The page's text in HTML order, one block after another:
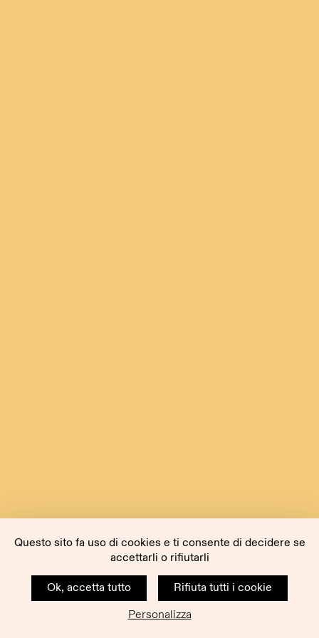
Questo sito fa uso di cookies e ti consente di decidere se
accettarli o rifiutarli
Ok, accetta tutto
Rifiuta tutti i cookie
Personalizza